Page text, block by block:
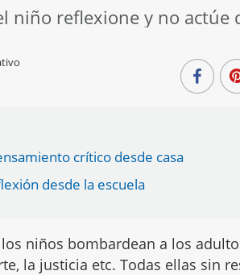
niño reflexione y no actúe
crítico desde casa
desde la escuela
los niños bombardean a los
la justicia etc. Todas ellas sin